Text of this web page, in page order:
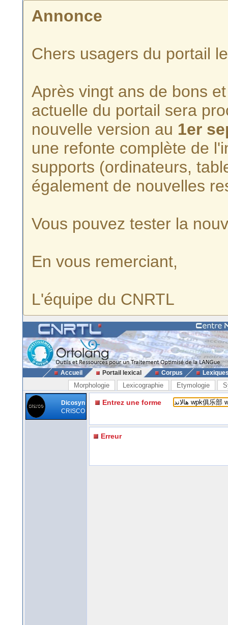
Annonce
Chers usagers du portail
Après vingt ans de bons
actuelle du portail sera
nouvelle version au 1er
une refonte complète de
supports (ordinateurs,
également de nouvelles
Vous pouvez tester la
En vous remerciant,
L'équipe du CNRTL
Accueil Portail lexical Corpus
Morphologie Lexicographie Etymologie
Dicosyn
CRISCO
Entrez une forme
Erreur